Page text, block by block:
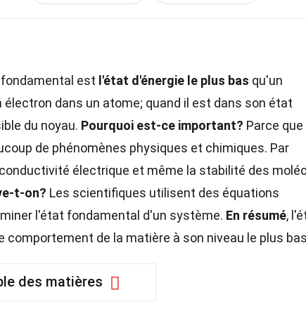
est l'état d'énergie le plus bas qu'un
dans un atome; quand il est dans son état
du noyau. Pourquoi est-ce important? Parce que
de phénomènes physiques et chimiques. Par
électrique et même la stabilité des
t-on? Les scientifiques utilisent des équations
l'état fondamental d'un système. En résumé,
de la matière à son niveau le plus
des matières